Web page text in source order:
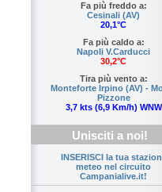
Fa più freddo a:
Cesinali (AV)
20,1°C
Fa più caldo a:
Napoli V.Carducci
30,2°C
Tira più vento a:
Monteforte Irpino (AV) -
Pizzone
3,7 kts (6,9 Km/h) WNW
Unisciti a noi!
INSERISCI la tua
meteo nel circuito
Campanialive.it!